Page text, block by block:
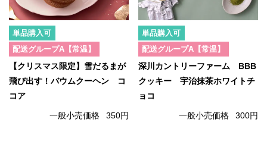
単品購入可
配送グループA【常温】
【クリスマス限定】雪だるまが
飛び出す！バウムクーヘン コ
コア
一般小売価格 350円
単品購入可
配送グループA【常温】
深川カントリーファーム BBB
クッキー 宇治抹茶ホワイトチ
ョコ
一般小売価格 300円